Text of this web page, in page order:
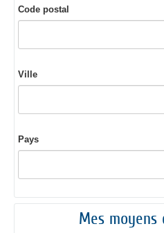
Code postal
Ville
Pays
Mes moyens